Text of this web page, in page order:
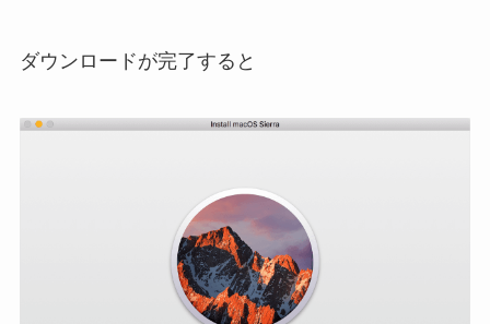
ダウンロードが完了すると